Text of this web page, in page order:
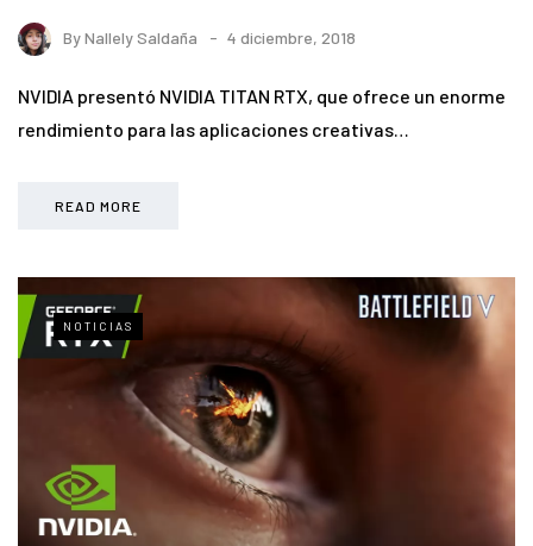
ByNallely Saldaña 4 diciembre, 2018
NVIDIA presentó NVIDIA TITAN RTX, que ofrece un enorme
rendimiento para las aplicaciones creativas…
READ MORE
NOTICIAS